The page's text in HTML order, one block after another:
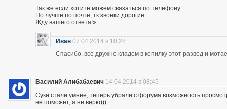
Так же если хотите можем связаться по телефону.
Но лучше по почте, тк звонки дорогие.
Жду вашего ответа!»
Иван 07.04.2014 в 10:28
Спасибо, все дружно кладем в копилку этот развод и
Василий Алибабаевич 14.04.2014 в 08:45
Суки стали умнее, теперь убрали с форума возможность
не поможет, я не верю)))